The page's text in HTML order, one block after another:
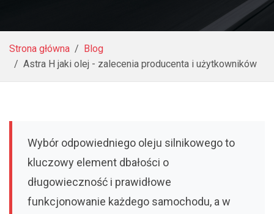
Strona główna
Blog
Astra H jaki olej - zalecenia producenta i użytkowników
Wybór odpowiedniego oleju silnikowego to
kluczowy element dbałości o
długowieczność i prawidłowe
funkcjonowanie każdego samochodu, a w